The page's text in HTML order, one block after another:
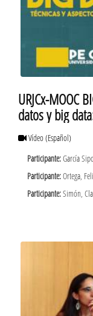
URJCx-MOOC
datos y big
Vídeo(Español)
Participante:García
Participante:Ortega,
Participante:Simón,